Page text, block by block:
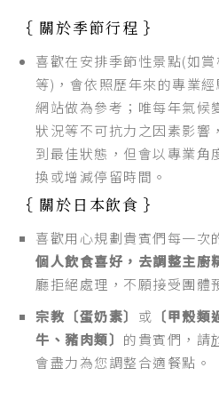
｛ 關於季節行程 ｝
喜歡在安排季節性景點(如
等)，會依照歷年來的專業
網站做為參考；唯每年氣候
狀況等不可抗力之因素影響
到最佳狀態，但會以專業角
換或增減停留時間。
｛ 關於日本飲食 ｝
喜歡用心規劃貴賓們每一次
個人飲食喜好，去調整主廚
廳拒絕處理，不願接受團體
宗教〔蛋奶素〕 或 〔甲殼類
牛、豬肉類〕 的貴賓們，請
會盡力為您調整合適餐點。